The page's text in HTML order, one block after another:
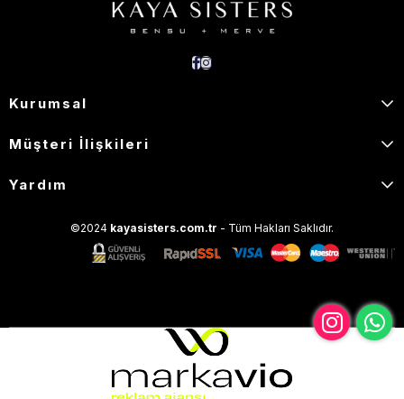
Kurumsal
Müşteri İlişkileri
Yardım
©2024 kayasisters.com.tr - Tüm Hakları Saklıdır.